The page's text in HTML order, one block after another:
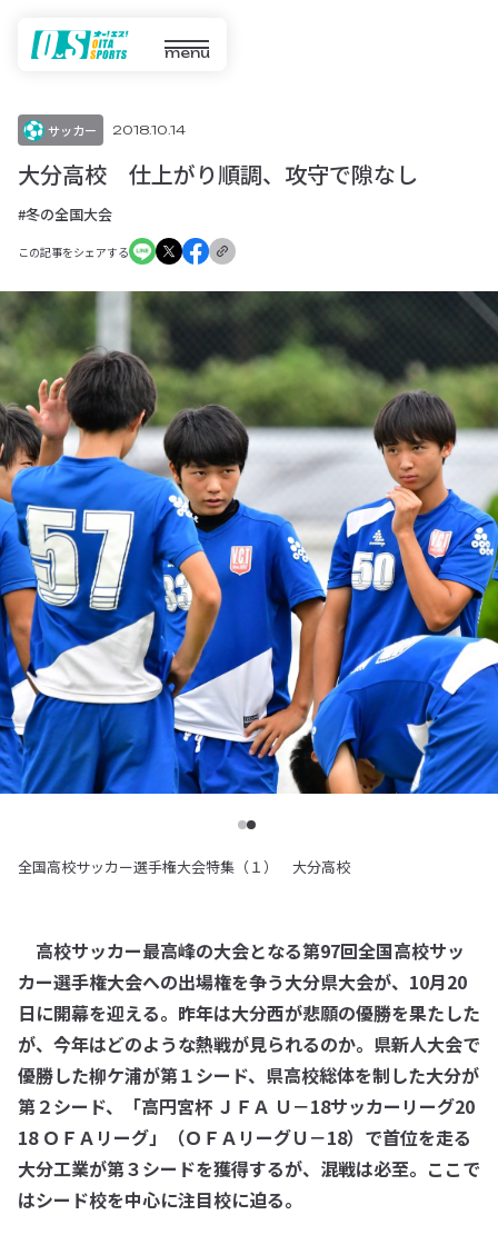
menu
サッカー 2018.10.14
大分高校 仕上がり順調、攻守で隙なし
#冬の全国大会
この記事をシェアする
全国高校サッカー選手権大会特集（１） 大分高校
高校サッカー最高峰の大会となる第97回全国高校サッ
カー選手権大会への出場権を争う大分県大会が、10月20
日に開幕を迎える。昨年は大分西が悲願の優勝を果たした
が、今年はどのような熱戦が見られるのか。県新人大会で
優勝した柳ケ浦が第１シード、県高校総体を制した大分が
第２シード、「高円宮杯 ＪＦＡ Ｕ－18サッカーリーグ20
18 ＯＦＡリーグ」（ＯＦＡリーグＵ－18）で首位を走る
大分工業が第３シードを獲得するが、混戦は必至。ここで
はシード校を中心に注目校に迫る。